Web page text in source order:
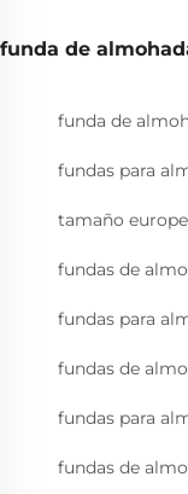
funda de
funda de
fundas para
tamaño
fundas de
fundas para
fundas de
fundas para
fundas de